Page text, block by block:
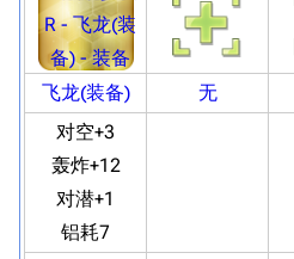
飞龙(装备) 无
对空+3
轰炸+12
对潜+1
铝耗7